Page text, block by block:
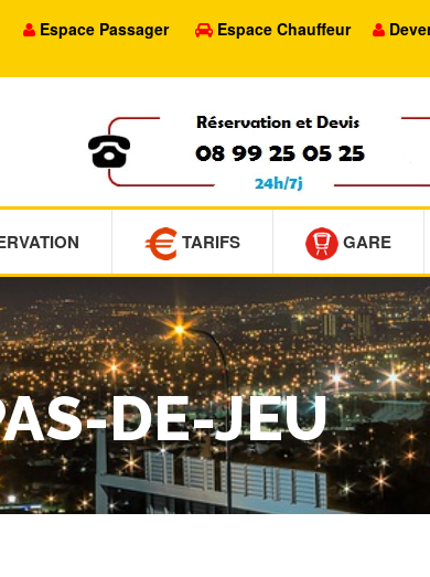
Espace Passager Espace Chauffeur
TARIFS GARE
DE-JEU